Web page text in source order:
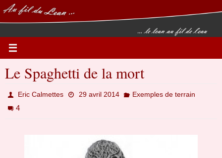
Passer
vers
le
Le Spaghetti de la mort
Eric Calmettes 29 avril 2014 Exemples de terrain
4